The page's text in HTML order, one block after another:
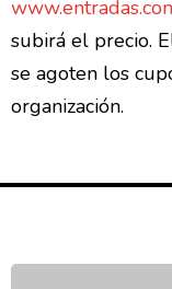
subirá el precio.
se agoten los
organización.